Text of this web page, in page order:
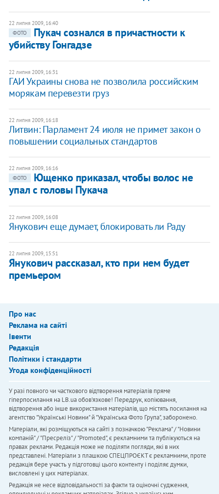
22 липня 2009, 16:40
ФОТО
Пукач сознался в причастности к
убийству Гонгадзе
22 липня 2009, 16:31
ГАИ Украины снова не позволила российским
морякам перевезти груз
22 липня 2009, 16:18
Литвин: Парламент 24 июля не примет закон о
повышении социальных стандартов
22 липня 2009, 16:16
ФОТО
Ющенко приказал, чтобы волос не
упал с головы Пукача
22 липня 2009, 16:08
Янукович еще думает, блокировать ли Раду
22 липня 2009, 15:51
Янукович рассказал, кто при нем будет
премьером
Про нас
Реклама на сайті
Івенти
Редакція
Політики і стандарти
Угода конфіденційності
У разі повного чи часткового відтворення матеріалів пряме
гіперпосилання на LB.ua обов'язкове! Передрук, копіювання,
відтворення або інше використання матеріалів, що містять посилання на
агентство "Українськi Новини" й "Українська Фото Група", заборонено.
Матеріали, які розміщуються на сайті з позначкою "Реклама" / "Новини
компаній" / "Пресреліз" / "Promoted", є рекламними та публікуються на
правах реклами. Редакція може не поділяти погляди, які в них
представлені. Матеріали з плашкою СПЕЦПРОЄКТ є рекламними, проте
редакція бере участь у підготовці цього контенту і поділяє думки,
висловлені у цих матеріалах.
Редакція не несе відповідальності за факти та оціночні судження,